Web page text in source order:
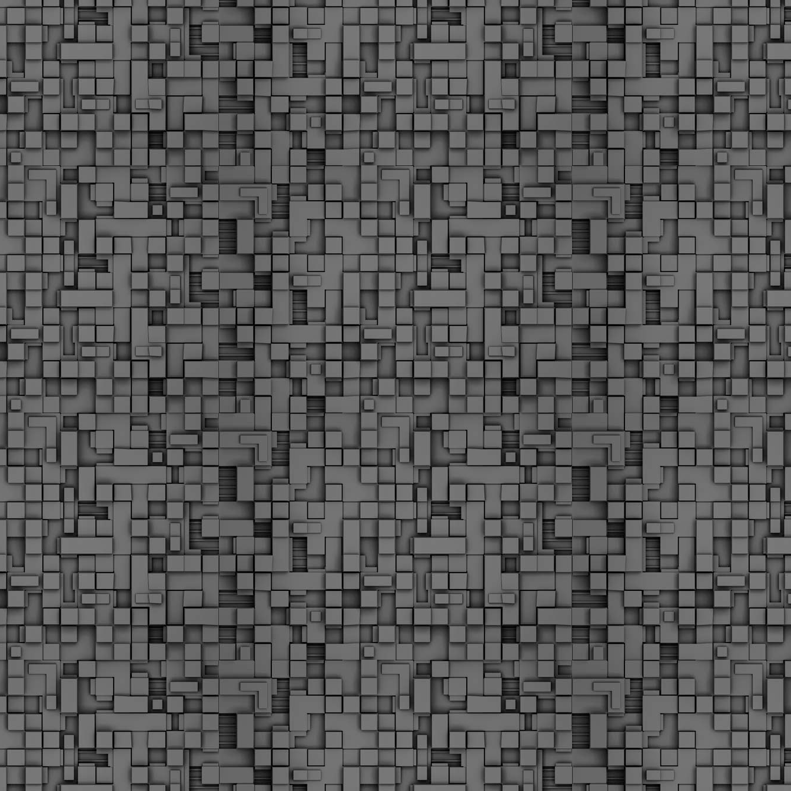
σε δήμους της χώρας. Το Dimastin, αναζητεί σχετικό
φωτογραφικό υλικό στο διαδίκτυο και σας το παρουσιάζει σε
αυτή την ανάρτηση. Επίσης, σας καλούμε, αν διαπιστώσετε ότι
μας έχουν "ξεφύγει" ορκωμοσίες, μπορείτε να στέλνετε το
φωτογραφικό τους υλικό στο dimasthes@gmail.gr ώστε να το
δημοσιεύουμε εδώ, άμεσα.
MAR
Θεσσαλονίκη: Ορκίστηκαν οι 75 νέοι δημοτικοί
αστυνομικοί – Τι τους ζήτησε ο Αγγελούδης
Ενισχύεται το έργο της δημοτικής αστυνομίας στο δήμο
Θεσσαλονίκης καθώς το πρωί της Τετάρτης 18 Μαρτίου
ορκίστηκαν οι 75 νέοι δημοτικοί αστυνομικοί.
«Με αυτούς, σε λίγους μήνες αποκτά ένα ισχυρό σώμα η
δημοτική αστυνομία. Θα είναι πιο κοντά στον πολίτη. Είχα την
ευκαιρία να είμαι σήμερα στην ορκωμοσία τους.
MAR
Ξεκίνησαν εδώ και μια εβδομάδα οι αφίξεις των
νεοπροσληφθέντων Δημοτικών Αστυνομικών στους
δήμους και οι ορκωμοσίες τους - Πλήρες
Μεγάλες μέρες ζει ο "οργανισμός" της Δημοτικής Αστυνομίας!
Να θυμίσουμε ότι κανονικές προσλήψεις στην Δημοτική
Αστυνομία έχουν να γίνουν από το 2010. Δεκαέξι ολόκληρα
χρόνια! Και βέβαια, ακόμη και με αυτές τις προσλήψεις, δεν
φτάνουμε ούτε τα 2/3 των Δημοτικών Αστυνομικών που
υπηρετούσαν το 2013 προ της κατάργησης της υπηρεσίας με
απόφαση του σημερινού πρωθυπουργού Κυριάκου Μητσοτάκη. Ας
είναι...
2
Δημοτική Αστυνομία Θεσσαλονίκης: Διμηνιαίος
απολογισμός ελέγχων τήρησης νομοθεσίας
Τον απολογισμό των δράσεων ελέγχου για τα ζώα συντροφιάς
κατά το δίμηνο Ιανουαρίου – Φεβρουαρίου 2026 παρουσιάζει η
Δημοτική Αστυνομία Θεσσαλονίκης, με στόχο την προστασία των
ζώων και την ομαλή συμβίωση στην πόλη.
FEB
18
ΣτΕ: Οριστική απόρριψη της επαναφοράς του 13ου
και 14ου μισθού για τους δημοσίους υπαλλήλους
Με την απόφαση αυτή, το ΣτΕ απορρίπτει οριστικά τις
αξιώσεις των δημοσίων υπαλλήλων για επαναφορά των
δώρων, επικυρώνοντας την τρέχουσα κατάσταση παρά τις
αντιδράσεις της ΑΔΕΔΥ
Το ΣτΕ απέρριψε οριστικά την προσφυγή της ΑΔΕΔΥ και ενός
εκπαιδευτικού για την επαναφορά των δώρων Χριστουγέννων,
Πάσχα και θερινής άδειας (13ος και 14ος μισθός) στους
εργαζόμενους του δημόσιου τομέα, κλείνοντας μια μακρά
διαμάχη δεκαετιών που αφορούσε τις μνημονιακές περικοπές.
Γνωστοποίηση έκδοσης οριστικών αποτελεσμάτων –
Παροχή οδηγιών.
► Δείτε/κατεβάστε την πολυαναμενόμενη εγκύκλιο του Υπ.
FEB
1
Με διαρροή 2 μέρες πριν την στάση εργασίας
ενημερώνει το ΣτΕ για την απόρριψη της επαναφοράς